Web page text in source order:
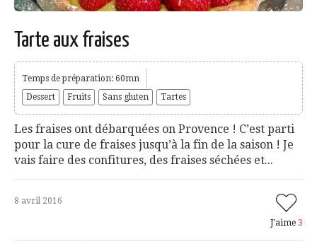
Tarte aux fraises
Temps de préparation: 60mn
Dessert
Fruits Sans gluten Tartes
Les fraises ont débarquées on Provence ! C’est parti
pour la cure de fraises jusqu’à la fin de la saison ! Je
vais faire des confitures, des fraises séchées et...
8 avril 2016
J'aime 3